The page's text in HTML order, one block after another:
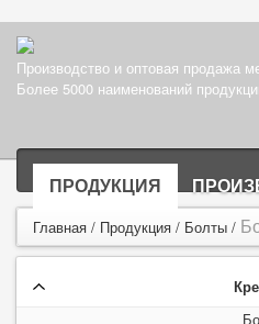
Производство и оптовая продажа
Более 5000 наименований
ПРОДУКЦИЯ
Главная / Продукция / Болты /